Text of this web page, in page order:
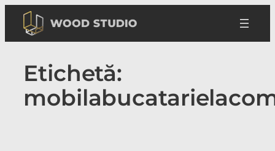
conținut
Etichetă: